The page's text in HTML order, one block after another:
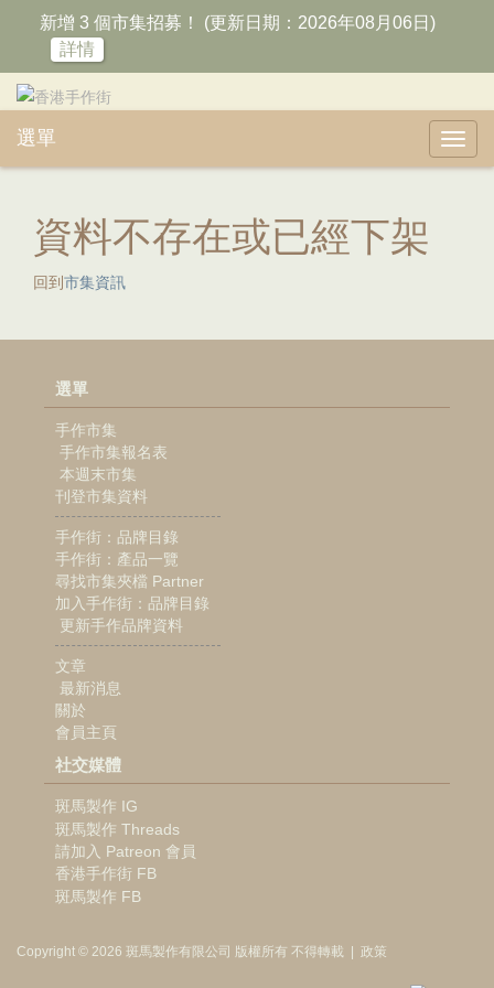
新增 3 個市集招募！ (更新日期：2026年08月06日)
詳情
選單
資料不存在或已經下架
回到 市集資訊
選單
手作市集
手作市集報名表
本週末市集
刊登市集資料
手作街：品牌目錄
手作街：產品一覽
尋找市集夾檔 Partner
加入手作街：品牌目錄
更新手作品牌資料
文章
最新消息
關於
會員主頁
社交媒體
斑馬製作 IG
斑馬製作 Threads
請加入 Patreon 會員
香港手作街 FB
斑馬製作 FB
Copyright © 2026 斑馬製作有限公司 版權所有 不得轉載 政策